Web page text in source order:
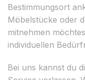
Bestimmungsort
Möbelstücke oder
mitnehmen
individuellen
Bei uns kannst du